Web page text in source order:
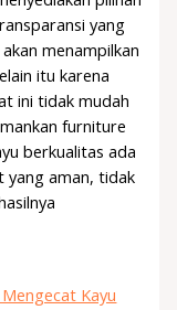
yang
menampilkan
itu karena
ini tidak mudah
furniture
berkualitas ada
yang aman, tidak
Kayu